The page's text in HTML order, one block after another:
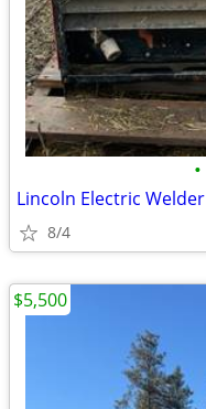
•
Lincoln Electric Welder
8/4
$5,500